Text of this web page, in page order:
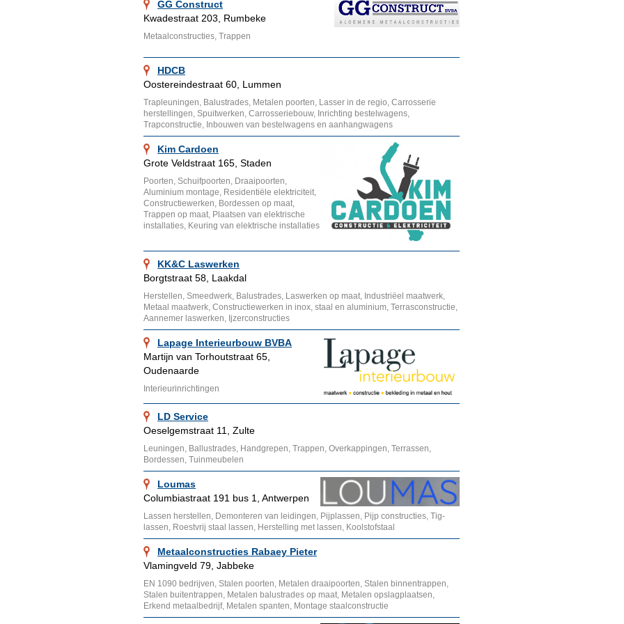
GG Construct
Kwadestraat 203, Rumbeke
Metaalconstructies, Trappen
HDCB
Oostereindestraat 60, Lummen
Trapleuningen, Balustrades, Metalen poorten, Lasser in de regio, Carrosserie
herstellingen, Spuitwerken, Carrosseriebouw, Inrichting bestelwagens,
Trapconstructie, Inbouwen van bestelwagens en aanhangwagens
Kim Cardoen
Grote Veldstraat 165, Staden
Poorten, Schuifpoorten, Draaipoorten,
Aluminium montage, Residentiële elektriciteit,
Constructiewerken, Bordessen op maat,
Trappen op maat, Plaatsen van elektrische
installaties, Keuring van elektrische installaties
KK&C Laswerken
Borgtstraat 58, Laakdal
Herstellen, Smeedwerk, Balustrades, Laswerken op maat, Industriëel maatwerk,
Metaal maatwerk, Constructiewerken in inox, staal en aluminium, Terrasconstructie,
Aannemer laswerken, Ijzerconstructies
Lapage Interieurbouw BVBA
Martijn van Torhoutstraat 65,
Oudenaarde
Interieurinrichtingen
LD Service
Oeselgemstraat 11, Zulte
Leuningen, Ballustrades, Handgrepen, Trappen, Overkappingen, Terrassen,
Bordessen, Tuinmeubelen
Loumas
Columbiastraat 191 bus 1, Antwerpen
Lassen herstellen, Demonteren van leidingen, Pijplassen, Pijp constructies, Tig-
lassen, Roestvrij staal lassen, Herstelling met lassen, Koolstofstaal
Metaalconstructies Rabaey Pieter
Vlamingveld 79, Jabbeke
EN 1090 bedrijven, Stalen poorten, Metalen draaipoorten, Stalen binnentrappen,
Stalen buitentrappen, Metalen balustrades op maat, Metalen opslagplaatsen,
Erkend metaalbedrijf, Metalen spanten, Montage staalconstructie